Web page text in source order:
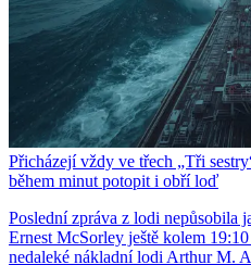
Přicházejí vždy ve třech „Tři
během minut potopit i obří loď
Poslední zpráva z lodi nepůsobila
Ernest McSorley ještě kolem
nedaleké nákladní lodi Arthur M.